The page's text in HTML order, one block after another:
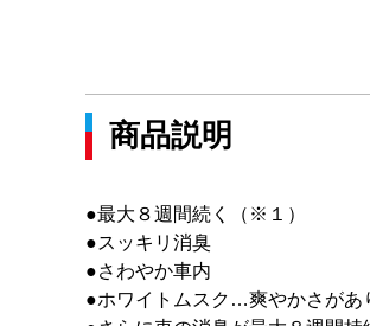
商品説明
●最大８週間続く（※１）
●スッキリ消臭
●さわやか車内
●ホワイトムスク…爽やかさがあ